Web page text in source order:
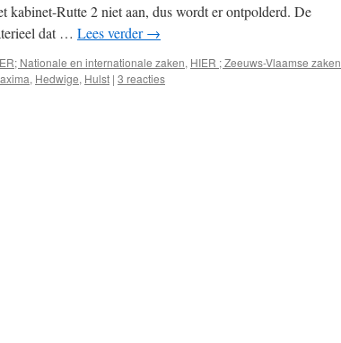
kabinet-Rutte 2 niet aan, dus wordt er ontpolderd. De
dat … Lees verder→
Nationale en internationale zaken, HIER ; Zeeuws-Vlaamse zaken
, Hedwige, Hulst | 3 reacties